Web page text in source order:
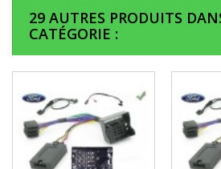
29 AUTRES PRODUITS
CATÉGORIE :